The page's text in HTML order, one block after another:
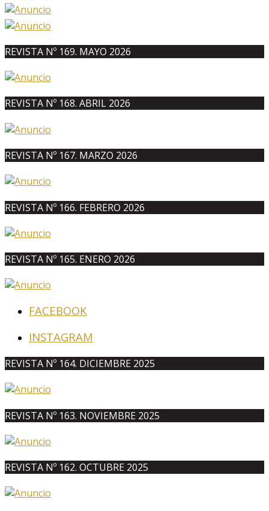
REVISTA Nº 169. MAYO 2026
REVISTA Nº 168. ABRIL 2026
REVISTA Nº 167. MARZO 2026
REVISTA Nº 166. FEBRERO 2026
REVISTA Nº 165. ENERO 2026
FACEBOOK
INSTAGRAM
REVISTA Nº 164. DICIEMBRE 2025
REVISTA Nº 163. NOVIEMBRE 2025
REVISTA Nº 162. OCTUBRE 2025